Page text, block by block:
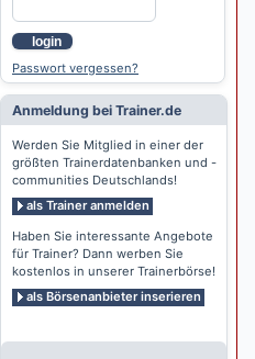
login
Passwort vergessen?
Anmeldung bei Trainer.de
Werden Sie Mitglied in einer der
größten Trainerdatenbanken und -
communities Deutschlands!
als Trainer anmelden
Haben Sie interessante Angebote
für Trainer? Dann werben Sie
kostenlos in unserer Trainerbörse!
als Börsenanbieter inserieren